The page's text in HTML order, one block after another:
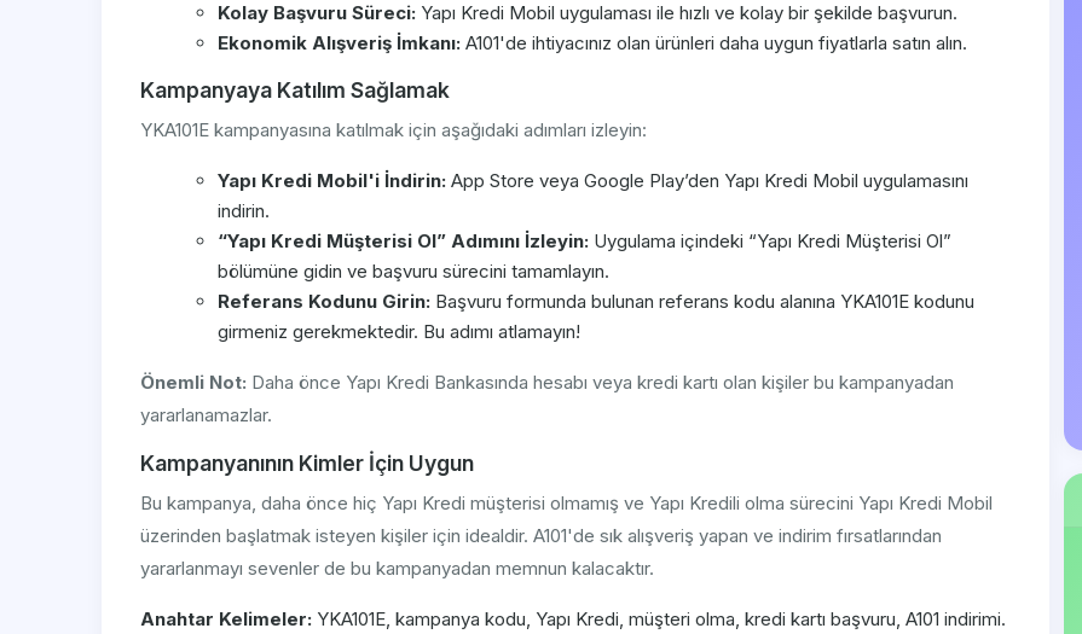
Kolay Başvuru Süreci: Yapı Kredi Mobil uygulaması ile hızlı ve kolay bir şekilde başvurun.
Ekonomik Alışveriş İmkanı: A101'de ihtiyacınız olan ürünleri daha uygun fiyatlarla satın alın.
Kampanyaya Katılım Sağlamak
YKA101E kampanyasına katılmak için aşağıdaki adımları izleyin:
Yapı Kredi Mobil'i İndirin: App Store veya Google Play’den Yapı Kredi Mobil uygulamasını
indirin.
“Yapı Kredi Müşterisi Ol” Adımını İzleyin: Uygulama içindeki “Yapı Kredi Müşterisi Ol”
bölümüne gidin ve başvuru sürecini tamamlayın.
Referans Kodunu Girin: Başvuru formunda bulunan referans kodu alanına YKA101E kodunu
girmeniz gerekmektedir. Bu adımı atlamayın!
Önemli Not: Daha önce Yapı Kredi Bankasında hesabı veya kredi kartı olan kişiler bu kampanyadan
yararlanamazlar.
Kampanyanının Kimler İçin Uygun
Bu kampanya, daha önce hiç Yapı Kredi müşterisi olmamış ve Yapı Kredili olma sürecini Yapı Kredi Mobil
üzerinden başlatmak isteyen kişiler için idealdir. A101'de sık alışveriş yapan ve indirim fırsatlarından
yararlanmayı sevenler de bu kampanyadan memnun kalacaktır.
Anahtar Kelimeler: YKA101E, kampanya kodu, Yapı Kredi, müşteri olma, kredi kartı başvuru, A101 indirimi.